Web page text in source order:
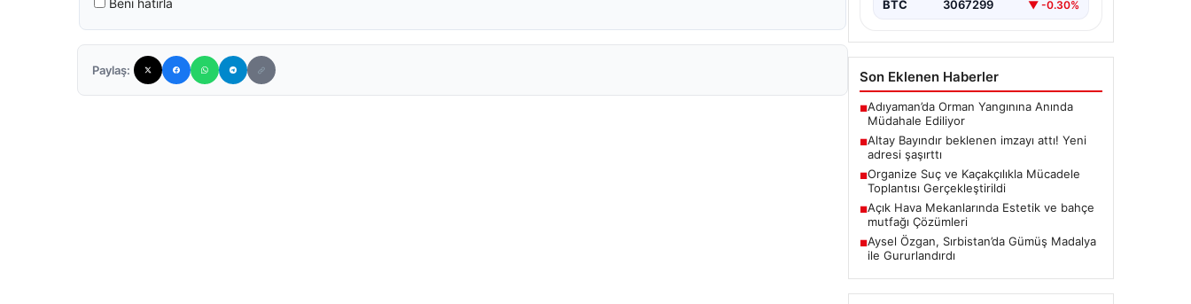
Beni hatırla
Paylaş:
BTC 3067299 ▼ -0.30%
Son Eklenen Haberler
■Adıyaman’da Orman Yangınına Anında
Müdahale Ediliyor
■Altay Bayındır beklenen imzayı attı! Yeni
adresi şaşırttı
■Organize Suç ve Kaçakçılıkla Mücadele
Toplantısı Gerçekleştirildi
■Açık Hava Mekanlarında Estetik ve bahçe
mutfağı Çözümleri
■Aysel Özgan, Sırbistan’da Gümüş Madalya
ile Gururlandırdı